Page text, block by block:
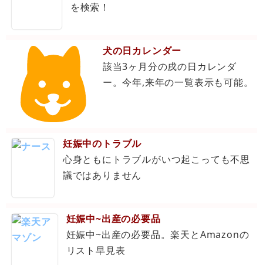
を検索！
犬の日カレンダー
該当3ヶ月分の戌の日カレンダ
ー。今年,来年の一覧表示も可能。
妊娠中のトラブル
心身ともにトラブルがいつ起こっても不思
議ではありません
妊娠中~出産の必要品
妊娠中~出産の必要品。楽天とAmazonの
リスト早見表